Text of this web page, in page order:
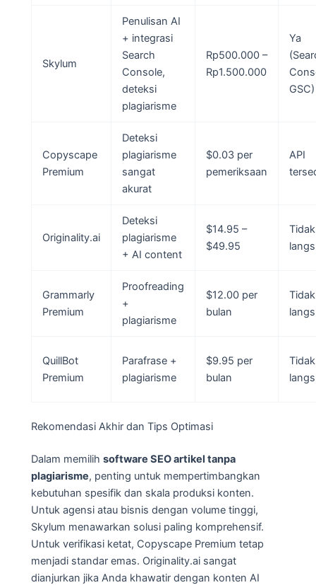
Skylum
Penulisan AI
+ integrasi
Search
Console,
deteksi
plagiarisme
Rp500.000 –
Rp1.500.000
Ya
GSC)
Copyscape
Premium
Deteksi
plagiarisme
sangat
akurat
$0.03 per
pemeriksaan
API
Originality.ai
Deteksi
plagiarisme
+ AI content
$14.95 –
$49.95
Tidak
Grammarly
Premium
Proofreading
+
plagiarisme
$12.00 per
bulan
Tidak
QuillBot
Premium
Parafrase +
plagiarisme
$9.95 per
bulan
Tidak
Rekomendasi Akhir dan Tips Optimasi
Dalam memilih software SEO artikel tanpa
plagiarisme, penting untuk mempertimbangkan
kebutuhan spesifik dan skala produksi konten.
Untuk agensi atau bisnis dengan volume tinggi,
Skylum menawarkan solusi paling komprehensif.
Untuk verifikasi ketat, Copyscape Premium tetap
menjadi standar emas. Originality.ai sangat
dianjurkan jika Anda khawatir dengan konten AI